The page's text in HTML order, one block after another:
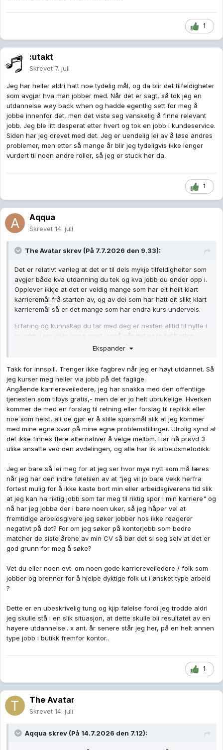
1
:utakt
Skrevet 7. juli
Jeg har heller aldri hatt noe tydelig mål, og da blir det tilfeldigheter
som avgjør hva man jobber med. Når det er sagt, så tok jeg en
utdannelse way back when og hadde egentlig sett for meg å
jobbe innenfor det, men det viste seg vanskelig å finne relevant
jobb. Jeg ble litt desperat etter hvert og tok en jobb i kundeservice.
Siden har jeg drevet med det. Jeg er uendelig lei av å løse andres
problemer, men etter så mange år blir jeg tydeligvis ikke lenger
vurdert til noen andre roller, så jeg er stuck her da.
1
Aqqua
Skrevet 14. juli
The Avatar skrev (På 7.7.2026 den 9.33):
Det er relativt vanleg at det er til dels mykje tilfeldigheiter som
avgjer både kva utdanning du tek og kva jobb du ender opp i.
Opplever ikkje at det er veldig mange som har eit heilt klart
karrieremål frå starten av, og av dei som har hatt eit slikt klart
karrieremål så er det mange som har endra kurs underveis.
Erfaring og kunnskap du tar med deg er nesten alltid til nytte i
ny jobb i ein eller anna grad, også når det er to heilt ulike
jobbar. Nemte eksempel om å jobbe i butikk, deretter nokre år
ein karriereveg der kontorjobben gir deg ein heilt anna
grunnkompetanse enn kollegaen din som har aldri har hatt
anna enn kontorjobb. Du har kanskje mista nokre år med
butikkerfaring ved å ha hatt jobb på kontor, men du kjem inn i
butikkyrket igjen med ein datakompetanse og systematikk som
også er relevant for butikkjobben. I tillegg vil du med litt
kontorkompetanse være langt betre rusta til å ta på deg
butikksjefoppgåver som varebestillingar, lønnskontroll, osv.
Om ikkje anna så har du gjennom å ha prøvd ein heilt anna
stillinga som kanskje utelukkande har butikkerfaring. Veldig
mange arbeidsgivarar verdsetter det å bygge sterke "team",
om du på ein Kiwi butikk berre tilsetter folk som berre har
erfaring frå Kiwi butikkar så får du tilsette som kan Kiwi
systemet godt, men det gir nok også lite utvikling. Ved å også
tilsette ein som har erfaring frå Rema 1000, ein annan som har
erfaring frå Cubus, og ein tredje som har erfaring frå
barnehage så får arbeidsplassen nye impulsar som kan føre
til at både arbeidsmiljø og arbeidsflyt blir betre.
Slik er det også i dei fleste andre bransjar. Bredde og
variasjon er også nyttig kompetanse, og det er ikkje alltid at
advokatar kan ha store problem med å skaffe seg klientar om
ikkje minst ein i firmaet har evne til å oversette fagspråket på
ein slik måte at firmaet tiltrekker seg kundar.
Mitt råd i tillegg til å fortsette å søke på aktuelle stillingar, er at
som karriereveileder, for sjølv om du no har panikksøkt og
endt opp i ein butikkjobb så vil det ofte være mogleg å bruke
denne erfaringa til å stryke framtidige søknadar.
kundeservice, og det å ha lært seg god kundeservice er nytt i
Ekspander
Takk for innspill. Trenger ikke fagbrev når jeg er høyt utdannet. Så
jeg kurser meg heller via jobb på det faglige.
Angående karriereveiledere, jeg har snakka med den offentlige
tjenesten som tilbys gratis,- men de er jo helt ubrukelige. Hverken
kommer de med en forslag til retning eller forslag til replikk eller
noe som helst, alt de gjør er å stille spørsmål slik at jeg kommer
med mine egne svar på mine egne problemstillinger. Utrolig synd at
det ikke finnes flere alternativer å velge mellom. Har nå prøvd 3
ulike ansatte ved den avdelingen, og alle har lik arbeidsmetodikk.
Jeg er bare så lei meg for at jeg ser hvor mye nytt som må læres
når jeg har den indre følelsen av at "jeg vil jo bare vekk herfra
fortest mulig for å ikke kaste bort min eller arbeidsgiverens tid slik
at jeg kan ha riktig jobb som tar meg til riktig spor i min karriere" og
nå har jeg jobba der i bare noen uker, så jeg håper vel at
fremtidige arbeidsgivere jeg søker jobber hos ikke reagerer
negativt på det? For om jeg søker på kontorjobb som bedre
matcher de siste årene av min CV så bør det si seg selv at det er
god grunn for meg å søke?
Vet du eller noen evt. om noen gode karriereveiledere / folk som
jobber og brenner for å hjelpe dyktige folk ut i ønsket type arbeid
?
Dette er en ubeskrivelig tung og kjip følelse fordi jeg trodde aldri
jeg skulle stå i en slik situasjon, at dette skulle bli resultatet av en
høyere utdannelse.. x ant. år senere står jeg her, på en helt annen
type jobb i butikk fremfor kontor..
1
The Avatar
Skrevet 14. juli
Aqqua skrev (På 14.7.2026 den 7.12):